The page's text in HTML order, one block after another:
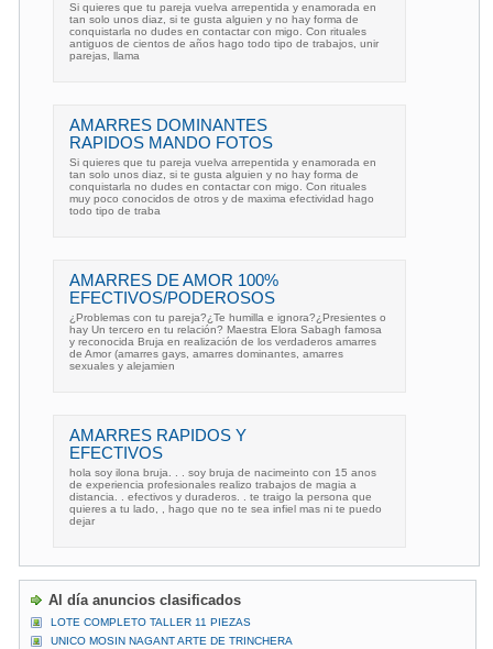
Si quieres que tu pareja vuelva arrepentida y enamorada en
tan solo unos diaz, si te gusta alguien y no hay forma de
conquistarla no dudes en contactar con migo. Con rituales
antiguos de cientos de años hago todo tipo de trabajos, unir
parejas, llama
AMARRES DOMINANTES
RAPIDOS MANDO FOTOS
Si quieres que tu pareja vuelva arrepentida y enamorada en
tan solo unos diaz, si te gusta alguien y no hay forma de
conquistarla no dudes en contactar con migo. Con rituales
muy poco conocidos de otros y de maxima efectividad hago
todo tipo de traba
AMARRES DE AMOR 100%
EFECTIVOS/PODEROSOS
¿Problemas con tu pareja?¿Te humilla e ignora?¿Presientes o
hay Un tercero en tu relación? Maestra Elora Sabagh famosa
y reconocida Bruja en realización de los verdaderos amarres
de Amor (amarres gays, amarres dominantes, amarres
sexuales y alejamien
AMARRES RAPIDOS Y
EFECTIVOS
hola soy ilona bruja. . . soy bruja de nacimeinto con 15 anos
de experiencia profesionales realizo trabajos de magia a
distancia. . efectivos y duraderos. . te traigo la persona que
quieres a tu lado, , hago que no te sea infiel mas ni te puedo
dejar
Al día anuncios clasificados
LOTE COMPLETO TALLER 11 PIEZAS
UNICO MOSIN NAGANT ARTE DE TRINCHERA